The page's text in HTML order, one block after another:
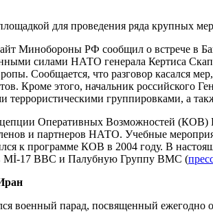
для проведения ряда крупных
Минобороны РФ сообщил о встрече в
силами НАТО генерала Кертиса
Сообщается, что разговор касался
Кроме этого, начальник российского
террористическими группировками, а
Оперативных Возможностей (КОВ)
и партнеров НАТО. Учебные
к программе КОВ в 2004 году. В
Mİ-17 ВВС и Палубную Группу ВМС (
военный парад, посвященный